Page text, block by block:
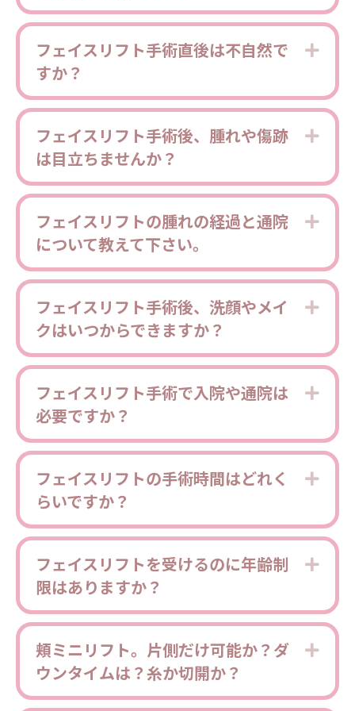
フェイスリフト手術直後は不自然で
すか？
フェイスリフト手術後、腫れや傷跡
は目立ちませんか？
フェイスリフトの腫れの経過と通院
について教えて下さい。
フェイスリフト手術後、洗顔やメイ
クはいつからできますか？
フェイスリフト手術で入院や通院は
必要ですか？
フェイスリフトの手術時間はどれく
らいですか？
フェイスリフトを受けるのに年齢制
限はありますか？
頬ミニリフト。片側だけ可能か？ダ
ウンタイムは？糸か切開か？